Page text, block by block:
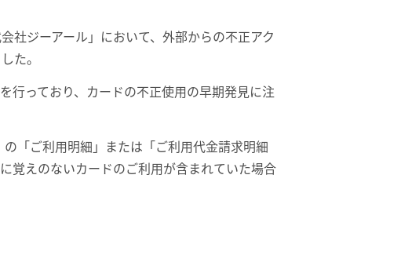
社ジーアール」において、外部からの不正アク
た。
行っており、カードの不正使用の早期発見に注
「ご利用明細」または「ご利用代金請求明細
覚えのないカードのご利用が含まれていた場合